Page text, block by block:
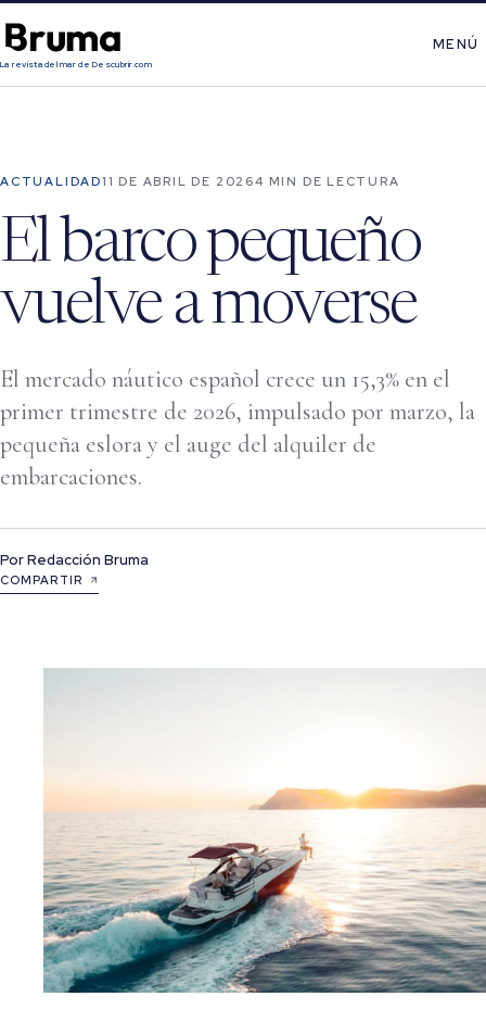
La revista del mar de Descubrir.com
MENÚ
ACTUALIDAD11 DE ABRIL DE 20264 MIN DE LECTURA
El barco pequeño
vuelve a moverse
El mercado náutico español crece un 15,3% en el
primer trimestre de 2026, impulsado por marzo, la
pequeña eslora y el auge del alquiler de
embarcaciones.
PorRedacción Bruma
COMPARTIR